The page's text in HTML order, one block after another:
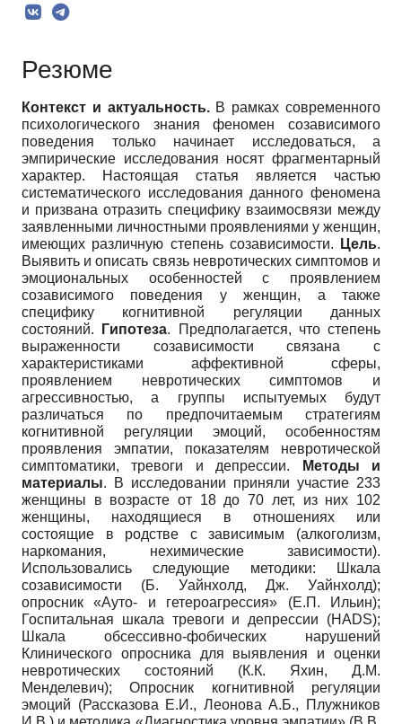
Резюме
Контекст и актуальность. В рамках современного
психологического знания феномен созависимого
поведения только начинает исследоваться, а
эмпирические исследования носят фрагментарный
характер. Настоящая статья является частью
систематического исследования данного феномена
и призвана отразить специфику взаимосвязи между
заявленными личностными проявлениями у женщин,
имеющих различную степень созависимости.
Цель.
Выявить и описать связь невротических симптомов и
эмоциональных особенностей с проявлением
созависимого поведения у женщин, а также
специфику когнитивной регуляции данных
состояний.
Гипотеза. Предполагается, что степень
выраженности созависимости связана с
характеристиками аффективной сферы,
проявлением невротических симптомов и
агрессивностью, а группы испытуемых будут
различаться по предпочитаемым стратегиям
когнитивной регуляции эмоций, особенностям
проявления эмпатии, показателям невротической
симптоматики, тревоги и депрессии.
Методы и
материалы. В исследовании приняли участие 233
женщины в возрасте от 18 до 70 лет, из них 102
женщины, находящиеся в отношениях или
состоящие в родстве с зависимым (алкоголизм,
наркомания, нехимические зависимости).
Использовались следующие методики: Шкала
созависимости (Б. Уайнхолд, Дж. Уайнхолд);
опросник «Ауто- и гетероагрессия» (Е.П. Ильин);
Госпитальная шкала тревоги и депрессии (HADS);
Шкала обсессивно-фобических нарушений
Клинического опросника для выявления и оценки
невротических состояний (К.К. Яхин, Д.М.
Менделевич); Опросник когнитивной регуляции
эмоций (Рассказова Е.И., Леонова А.Б., Плужников